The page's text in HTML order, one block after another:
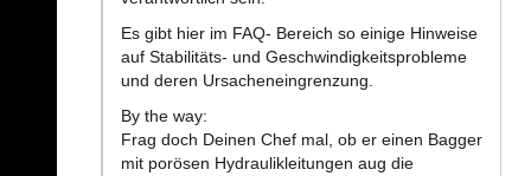
Es gibt hier im FAQ- Bereich so einige Hinweise
auf Stabilitäts- und Geschwindigkeitsprobleme
und deren Ursacheneingrenzung.
By the way:
Frag doch Deinen Chef mal, ob er einen Bagger
mit porösen Hydraulikleitungen aug die